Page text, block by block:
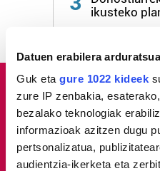
Datuen erabilera arduratsua
Guk eta gure 1022 kideek
zure IP zenbakia,
bezalako teknologiak
informazioak azitzen dugu
pertsonalizatua,
audientzia-ikerketa eta
ikusteko